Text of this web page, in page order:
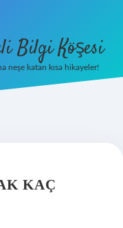
Bilgi Köşesi
neşe katan kısa hikayeler!
KAÇ